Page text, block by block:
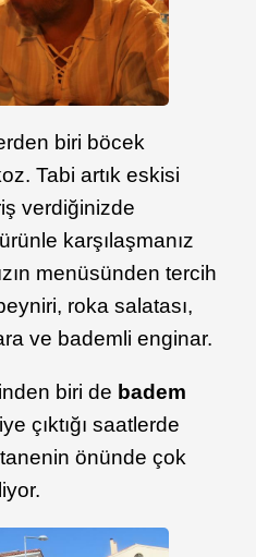
biri böcek
Tabi artık eskisi
verdiğinizde
karşılaşmanız
menüsünden tercih
roka salatası,
ve bademli enginar.
biri de badem
çıktığı saatlerde
önünde çok